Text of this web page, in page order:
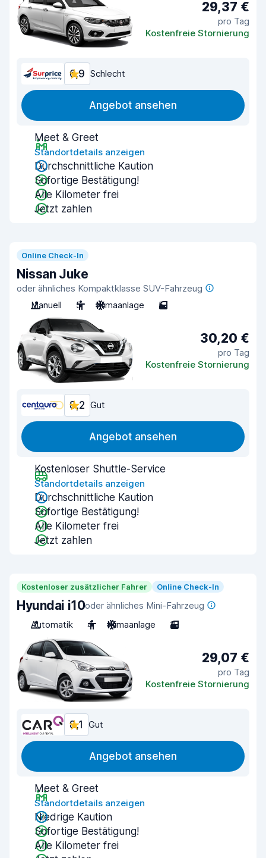
29,37 €
pro Tag
Kostenfreie Stornierung
6,9 Schlecht
Angebot ansehen
Meet & Greet
Standortdetails anzeigen
Durchschnittliche Kaution
Sofortige Bestätigung!
Alle Kilometer frei
Jetzt zahlen
Online Check-In
Nissan Juke
oder ähnliches Kompaktklasse SUV-Fahrzeug
Manuell
5 Klimaanlage 5
30,20 €
pro Tag
Kostenfreie Stornierung
8,2 Gut
Angebot ansehen
Kostenloser Shuttle-Service
Standortdetails anzeigen
Durchschnittliche Kaution
Sofortige Bestätigung!
Alle Kilometer frei
Jetzt zahlen
Kostenloser zusätzlicher Fahrer Online Check-In
Hyundai i10oder ähnliches Mini-Fahrzeug
Automatik
4 Klimaanlage 3
29,07 €
pro Tag
Kostenfreie Stornierung
8,1 Gut
Angebot ansehen
Meet & Greet
Standortdetails anzeigen
Niedrige Kaution
Sofortige Bestätigung!
Alle Kilometer frei